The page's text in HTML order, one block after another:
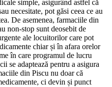
simple, asigurând astfel că
necesitate, pot găsi ceea ce au
De asemenea, farmaciile din
non-stop sunt deosebit de
ale locuitorilor care pot
chiar și în afara orelor
în care programul de lucru
se adaptează pentru a asigura
din Piscu nu doar că
ci devin și punct